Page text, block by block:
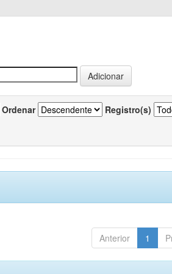
Ordenar Registro(s)
Anterior 1